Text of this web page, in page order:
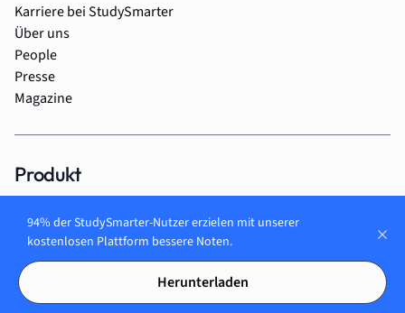
Karriere bei StudySmarter
Über uns
People
Presse
Magazine
Produkt
Für Schüler*innen
Für Auszubildende
Für Unternehmen
Für Lehrer*innen
94% der StudySmarter-Nutzer erzielen mit unserer
kostenlosen Plattform bessere Noten.
Herunterladen